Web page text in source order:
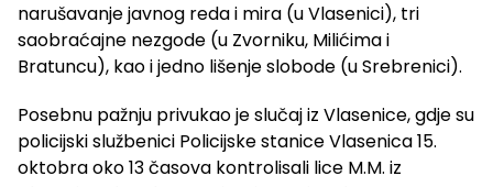
narušavanje javnog reda i mira (u Vlasenici), tri
saobraćajne nezgode (u Zvorniku, Milićima i
Bratuncu), kao i jedno lišenje slobode (u Srebrenici).
Posebnu pažnju privukao je slučaj iz Vlasenice, gdje su
policijski službenici Policijske stanice Vlasenica 15.
oktobra oko 13 časova kontrolisali lice M.M. iz